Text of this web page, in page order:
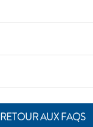
RETOUR AUX FAQS